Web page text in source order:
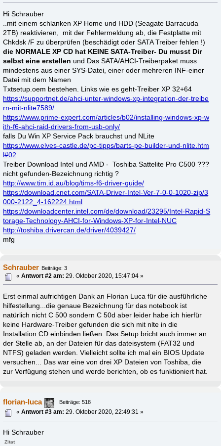
Hi Schrauber
..mit einem schlanken XP Home und HDD (Seagate Barracuda
2TB) reaktivieren, mit der Fehlermeldung ab, die Festplatte mit
Chkdsk /F zu überprüfen (beschädigt oder SATA Treiber fehlen !)
die NORMALE XP CD hat KEINE SATA-Treiber- Du musst Dir
selbst eine erstellen und Das SATA/AHCI-Treiberpaket muss
mindestens aus einer SYS-Datei, einer oder mehreren INF-einer
Datei mit dem Namen
Txtsetup.oem bestehen. Links wie es geht-Treiber XP 32+64
https://supportnet.de/ahci-unter-windows-xp-integration-der-treibe
rn-mit-nlite7589/
https://www.prime-expert.com/articles/b02/installing-windows-xp-w
ith-f6-ahci-raid-drivers-from-usb-only/
falls Du Win XP Service Pack brauchst und NLite
https://www.elves-castle.de/pc-tipps/barts-pe-builder-und-nlite.htm
l#02
Treiber Download Intel und AMD - Toshiba Sattelite Pro C500 ???
nicht gefunden-Bezeichnung richtig ?
http://www.tim.id.au/blog/tims-f6-driver-guide/
https://download.cnet.com/SATA-Driver-Intel-Ver-7-0-0-1020-zip/3
000-2122_4-162224.html
https://downloadcenter.intel.com/de/download/23295/Intel-Rapid-S
torage-Technology-AHCI-for-Windows-XP-for-Intel-NUC
http://toshiba.drivercan.de/driver/4039427/
mfg
Schrauber Beiträge: 3
«Antwort #2 am: 29. Oktober 2020, 15:47:04 »
Erst einmal aufrichtigen Dank an Florian Luca für die ausführliche
hilfestellung...die genaue Bezeichnung für das notebook ist
natürlich nicht C 500 sondern C 50d aber leider habe ich hierfür
keine Hardware-Treiber gefunden die sich mit nlte in die
Installation CD einbinden ließen. Das Setup bricht auch immer an
der Stelle ab, an der Dateien für das dateisystem (FAT32 und
NTFS) geladen werden. Vielleicht sollte ich mal ein BIOS Update
versuchen... Das war eine von drei XP Dateien von Toshiba, die
zur Verfügung stehen und werde berichten, ob es funktioniert hat.
florian-luca
Beiträge: 518
«Antwort #3 am: 29. Oktober 2020, 22:49:31 »
Hi Schrauber
Zitat